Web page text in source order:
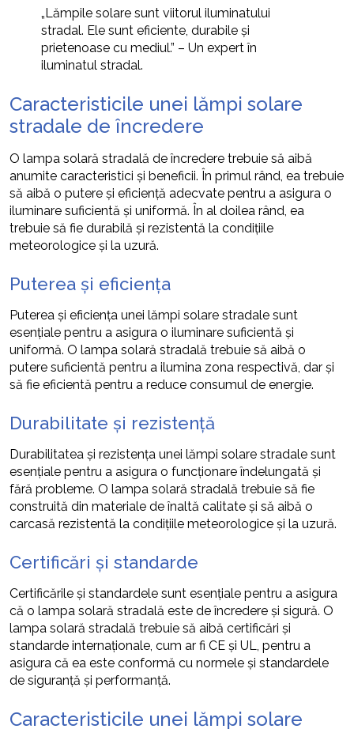
„Lămpile solare sunt viitorul iluminatului
stradal. Ele sunt eficiente, durabile și
prietenoase cu mediul.” – Un expert în
iluminatul stradal.
Caracteristicile unei lămpi solare
stradale de încredere
O lampa solară stradală de încredere trebuie să aibă
anumite caracteristici și beneficii. În primul rând, ea trebuie
să aibă o putere și eficiență adecvate pentru a asigura o
iluminare suficientă și uniformă. În al doilea rând, ea
trebuie să fie durabilă și rezistentă la condițiile
meteorologice și la uzură.
Puterea și eficiența
Puterea și eficiența unei lămpi solare stradale sunt
esențiale pentru a asigura o iluminare suficientă și
uniformă. O lampa solară stradală trebuie să aibă o
putere suficientă pentru a ilumina zona respectivă, dar și
să fie eficientă pentru a reduce consumul de energie.
Durabilitate și rezistență
Durabilitatea și rezistența unei lămpi solare stradale sunt
esențiale pentru a asigura o funcționare îndelungată și
fără probleme. O lampa solară stradală trebuie să fie
construită din materiale de înaltă calitate și să aibă o
carcasă rezistentă la condițiile meteorologice și la uzură.
Certificări și standarde
Certificările și standardele sunt esențiale pentru a asigura
că o lampa solară stradală este de încredere și sigură. O
lampa solară stradală trebuie să aibă certificări și
standarde internaționale, cum ar fi CE și UL, pentru a
asigura că ea este conformă cu normele și standardele
de siguranță și performanță.
Caracteristicile unei lămpi solare